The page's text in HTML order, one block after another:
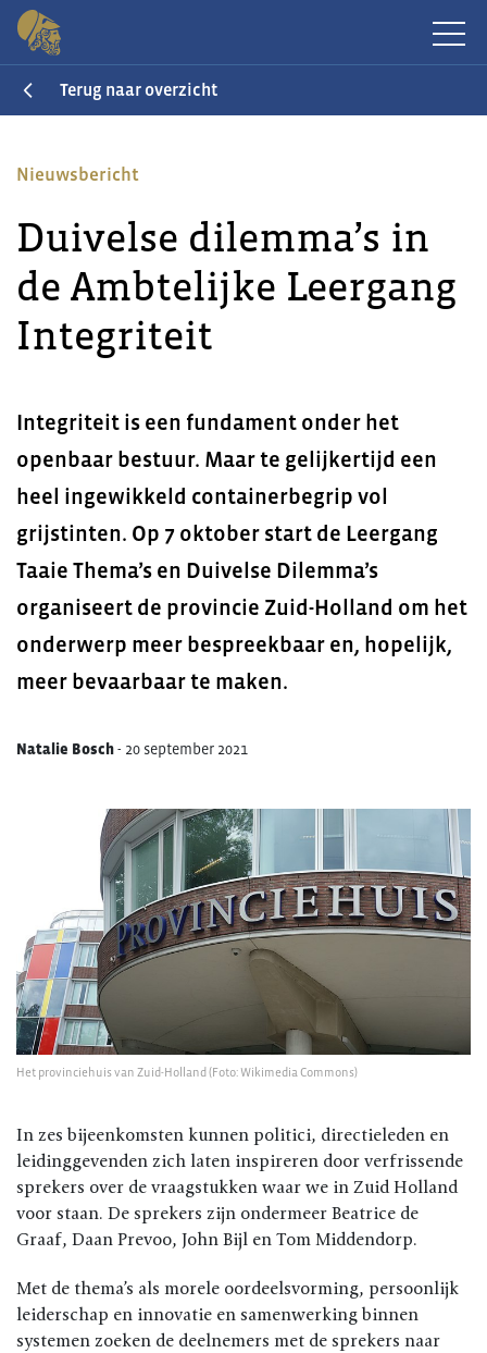
Terug naar overzicht
Nieuwsbericht
Duivelse dilemma’s in
de Ambtelijke Leergang
Integriteit
Integriteit is een fundament onder het
openbaar bestuur. Maar te gelijkertijd een
heel ingewikkeld containerbegrip vol
grijstinten. Op 7 oktober start de Leergang
Taaie Thema’s en Duivelse Dilemma’s
organiseert de provincie Zuid-Holland om het
onderwerp meer bespreekbaar en, hopelijk,
meer bevaarbaar te maken.
Natalie Bosch- 20 september 2021
Het provinciehuis van Zuid-Holland (Foto: Wikimedia Commons)
In zes bijeenkomsten kunnen politici, directieleden en
leidinggevenden zich laten inspireren door verfrissende
sprekers over de vraagstukken waar we in Zuid Holland
voor staan. De sprekers zijn ondermeer Beatrice de
Graaf, Daan Prevoo, John Bijl en Tom Middendorp.
Met de thema’s als morele oordeelsvorming, persoonlijk
leiderschap en innovatie en samenwerking binnen
systemen zoeken de deelnemers met de sprekers naar